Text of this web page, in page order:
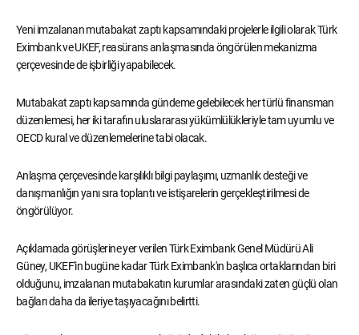
Yeni imzalanan mutabakat zaptı kapsamındaki projelerle ilgili olarak Türk
Eximbank ve UKEF, reasürans anlaşmasında öngörülen mekanizma
çerçevesinde de işbirliği yapabilecek.
Mutabakat zaptı kapsamında gündeme gelebilecek her türlü finansman
düzenlemesi, her iki tarafın uluslararası yükümlülükleriyle tam uyumlu ve
OECD kural ve düzenlemelerine tabi olacak.
Anlaşma çerçevesinde karşılıklı bilgi paylaşımı, uzmanlık desteği ve
danışmanlığın yanı sıra toplantı ve istişarelerin gerçekleştirilmesi de
öngörülüyor.
Açıklamada görüşlerine yer verilen Türk Eximbank Genel Müdürü Ali
Güney, UKEF'in bugüne kadar Türk Eximbank'ın başlıca ortaklarından biri
olduğunu, imzalanan mutabakatın kurumlar arasındaki zaten güçlü olan
bağları daha da ileriye taşıyacağını belirtti.